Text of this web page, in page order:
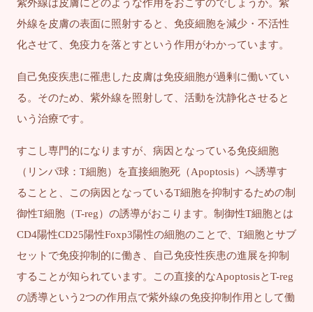
紫外線は皮膚にどのような作用をおこすのでしょうか。紫
外線を皮膚の表面に照射すると、免疫細胞を減少・不活性
化させて、免疫力を落とすという作用がわかっています。
自己免疫疾患に罹患した皮膚は免疫細胞が過剰に働いてい
る。そのため、紫外線を照射して、活動を沈静化させると
いう治療です。
すこし専門的になりますが、病因となっている免疫細胞
（リンパ球：T細胞）を直接細胞死（Apoptosis）へ誘導す
ることと、この病因となっているT細胞を抑制するための制
御性T細胞（T-reg）の誘導がおこります。制御性T細胞とは
CD4陽性CD25陽性Foxp3陽性の細胞のことで、T細胞とサブ
セットで免疫抑制的に働き、自己免疫性疾患の進展を抑制
することが知られています。この直接的なApoptosisとT-reg
の誘導という2つの作用点で紫外線の免疫抑制作用として働